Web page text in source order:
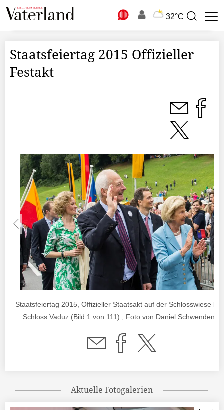
32°C
Suchbegriff
Staatsfeiertag 2015 Offizieller
Festakt
Staatsfeiertag 2015, Offizieller Staatsakt auf der Schlosswiese
Schloss Vaduz (Bild 1 von 111) , Foto von Daniel Schwendener
Aktuelle Fotogalerien